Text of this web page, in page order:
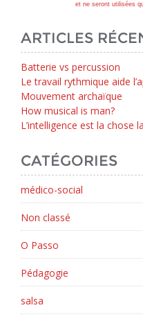
et ne seront utilisées
ARTICLES
Batterie vs percussion
Le travail rythmique aide
Mouvement archaïque
How musical is man?
L’intelligence est la chose
CATÉGORIES
médico-social
Non classé
O Passo
Pédagogie
salsa